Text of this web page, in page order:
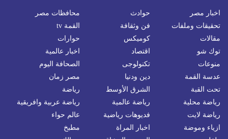
اخبار مصر حوادث
محافظات مصر
تحقيقات وملفات
فن وثقافة
القمة tv
مقالات
كوميكس
حوارات
توك شو
اقتصاد
اخبار عالمية
منوعات
تكنولوجى
الصحافة اليوم
عدسة القمة
دين ودنيا
مصر زمان
تحت القبة
الشرق الأوسط
رياضة
رياضة محلية
رياضة عالمية
رياضة عربية وافريقية
رياضة لايت
فديوهات رياضية
عالم حواء
ازياء وموضة
اخبار المراة
مطبخ